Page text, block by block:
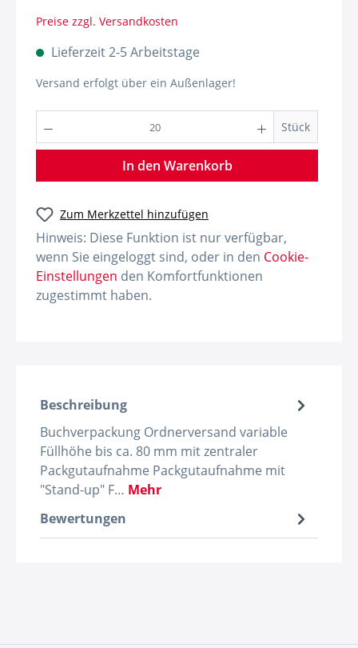
Preise zzgl. Versandkosten
Lieferzeit 2-5 Arbeitstage
Versand erfolgt über ein Außenlager!
Stück
In den Warenkorb
Zum Merkzettel hinzufügen
Hinweis: Diese Funktion ist nur verfügbar,
wenn Sie eingeloggt sind, oder in den Cookie-
Einstellungen den Komfortfunktionen
zugestimmt haben.
Beschreibung
Buchverpackung Ordnerversand variable
Füllhöhe bis ca. 80 mm mit zentraler
Packgutaufnahme Packgutaufnahme mit
"Stand-up" F… Mehr
Bewertungen